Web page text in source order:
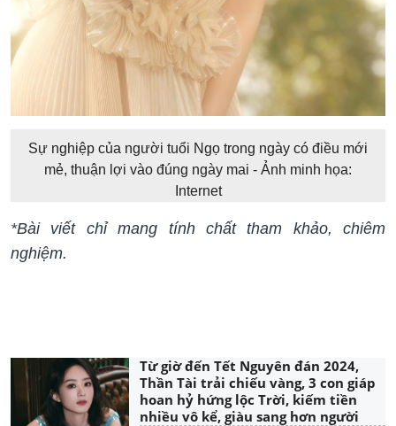
Sự nghiệp của người tuổi Ngọ trong ngày có điều mới
mẻ, thuận lợi vào đúng ngày mai - Ảnh minh họa:
Internet
*Bài viết chỉ mang tính chất tham khảo, chiêm
nghiệm.
Từ giờ đến Tết Nguyên đán 2024,
Thần Tài trải chiếu vàng, 3 con giáp
hoan hỷ hứng lộc Trời, kiếm tiền
nhiều vô kể, giàu sang hơn người